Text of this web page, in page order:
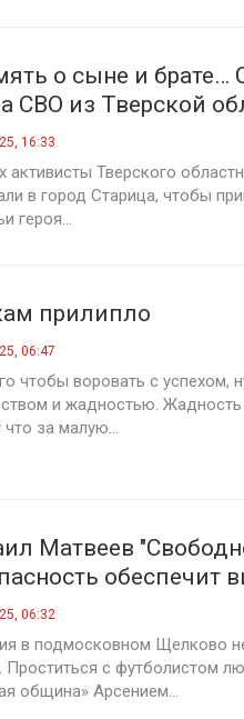
о сыне и брате…
СВО из Тверской
автомобиль УАЗ
16:33
активисты Тверского
в город Старица, чтобы
героя...
прилипло
06:47
чтобы воровать с успехом,
и жадностью.
что за малую...
Матвеев
обеспечит
и их
06:32
в подмосковном Щелково
Проститься с футболистом
община» Арсением...